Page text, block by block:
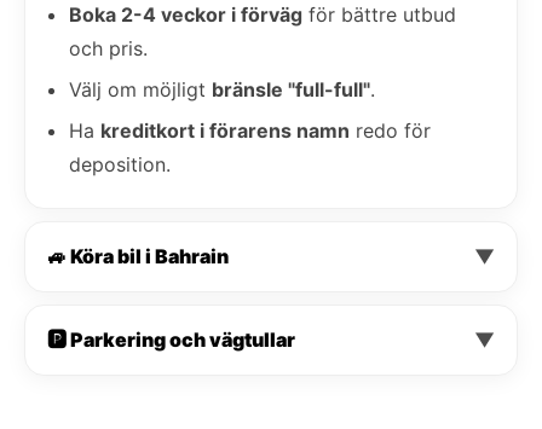
Boka 2-4 veckor i förväg för bättre utbud
och pris.
Välj om möjligt bränsle "full-full".
Ha kreditkort i förarens namn redo för
deposition.
🚙 Köra bil i Bahrain ▼
🅿️ Parkering och vägtullar ▼